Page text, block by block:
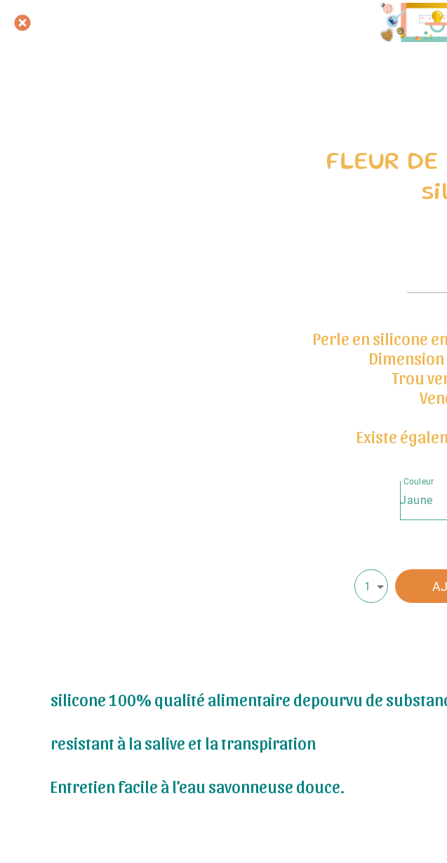
FLEUR
Perle en silicone en
Trou
Existe
Couleur
Jaune
1
silicone 100% qualité alimentaire depourvu de
resistant à la salive et la transpiration
Entretien facile à l'eau savonneuse douce.